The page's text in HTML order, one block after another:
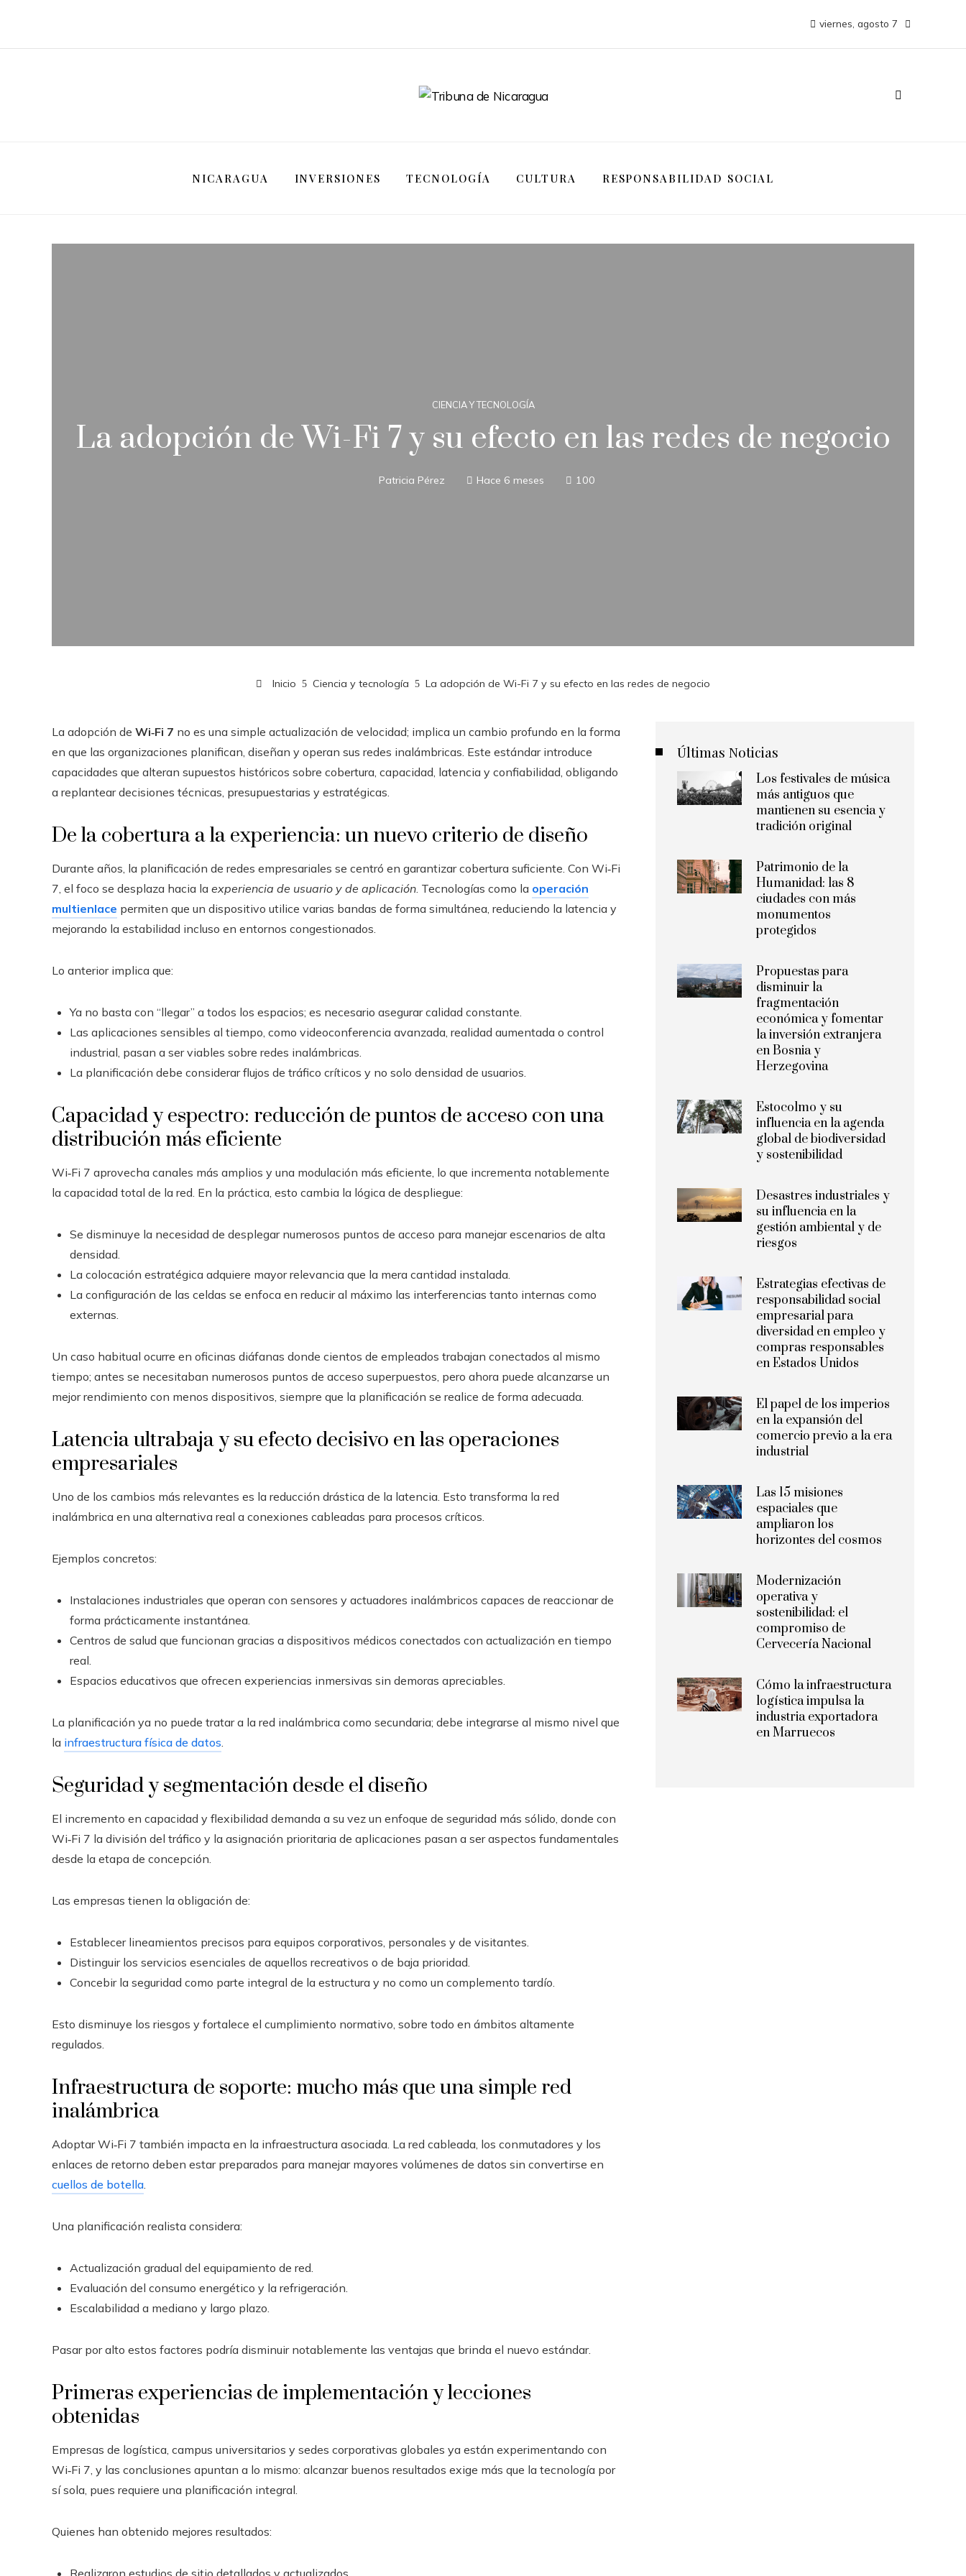
viernes, agosto 7
NICARAGUA INVERSIONES TECNOLOGÍA CULTURA RESPONSABILIDAD SOCIAL
CIENCIA Y TECNOLOGÍA
La adopción de Wi-Fi 7 y su efecto en las redes de negocio
Patricia Pérez Hace 6 meses 100
Inicio Ciencia y tecnología La adopción de Wi-Fi 7 y su efecto en las redes de negocio
La adopción de Wi‑Fi 7 no es una simple actualización de velocidad; implica un cambio profundo en la forma
en que las organizaciones planifican, diseñan y operan sus redes inalámbricas. Este estándar introduce
capacidades que alteran supuestos históricos sobre cobertura, capacidad, latencia y confiabilidad, obligando
a replantear decisiones técnicas, presupuestarias y estratégicas.
De la cobertura a la experiencia: un nuevo criterio de diseño
Durante años, la planificación de redes empresariales se centró en garantizar cobertura suficiente. Con Wi‑Fi
7, el foco se desplaza hacia la experiencia de usuario y de aplicación. Tecnologías como la operación
multienlace permiten que un dispositivo utilice varias bandas de forma simultánea, reduciendo la latencia y
mejorando la estabilidad incluso en entornos congestionados.
Lo anterior implica que:
Ya no basta con “llegar” a todos los espacios; es necesario asegurar calidad constante.
Las aplicaciones sensibles al tiempo, como videoconferencia avanzada, realidad aumentada o control
industrial, pasan a ser viables sobre redes inalámbricas.
La planificación debe considerar flujos de tráfico críticos y no solo densidad de usuarios.
Capacidad y espectro: reducción de puntos de acceso con una
distribución más eficiente
Wi‑Fi 7 aprovecha canales más amplios y una modulación más eficiente, lo que incrementa notablemente
la capacidad total de la red. En la práctica, esto cambia la lógica de despliegue:
Se disminuye la necesidad de desplegar numerosos puntos de acceso para manejar escenarios de alta
densidad.
La colocación estratégica adquiere mayor relevancia que la mera cantidad instalada.
La configuración de las celdas se enfoca en reducir al máximo las interferencias tanto internas como
externas.
Un caso habitual ocurre en oficinas diáfanas donde cientos de empleados trabajan conectados al mismo
tiempo; antes se necesitaban numerosos puntos de acceso superpuestos, pero ahora puede alcanzarse un
mejor rendimiento con menos dispositivos, siempre que la planificación se realice de forma adecuada.
Latencia ultrabaja y su efecto decisivo en las operaciones
empresariales
Uno de los cambios más relevantes es la reducción drástica de la latencia. Esto transforma la red
inalámbrica en una alternativa real a conexiones cableadas para procesos críticos.
Ejemplos concretos:
Instalaciones industriales que operan con sensores y actuadores inalámbricos capaces de reaccionar de
forma prácticamente instantánea.
Centros de salud que funcionan gracias a dispositivos médicos conectados con actualización en tiempo
real.
Espacios educativos que ofrecen experiencias inmersivas sin demoras apreciables.
La planificación ya no puede tratar a la red inalámbrica como secundaria; debe integrarse al mismo nivel que
la infraestructura física de datos.
Seguridad y segmentación desde el diseño
El incremento en capacidad y flexibilidad demanda a su vez un enfoque de seguridad más sólido, donde con
Wi‑Fi 7 la división del tráfico y la asignación prioritaria de aplicaciones pasan a ser aspectos fundamentales
desde la etapa de concepción.
Las empresas tienen la obligación de:
Establecer lineamientos precisos para equipos corporativos, personales y de visitantes.
Distinguir los servicios esenciales de aquellos recreativos o de baja prioridad.
Concebir la seguridad como parte integral de la estructura y no como un complemento tardío.
Esto disminuye los riesgos y fortalece el cumplimiento normativo, sobre todo en ámbitos altamente
regulados.
Infraestructura de soporte: mucho más que una simple red
inalámbrica
Adoptar Wi‑Fi 7 también impacta en la infraestructura asociada. La red cableada, los conmutadores y los
enlaces de retorno deben estar preparados para manejar mayores volúmenes de datos sin convertirse en
cuellos de botella.
Una planificación realista considera:
Actualización gradual del equipamiento de red.
Evaluación del consumo energético y la refrigeración.
Escalabilidad a mediano y largo plazo.
Pasar por alto estos factores podría disminuir notablemente las ventajas que brinda el nuevo estándar.
Primeras experiencias de implementación y lecciones
obtenidas
Empresas de logística, campus universitarios y sedes corporativas globales ya están experimentando con
Wi‑Fi 7, y las conclusiones apuntan a lo mismo: alcanzar buenos resultados exige más que la tecnología por
sí sola, pues requiere una planificación integral.
Quienes han obtenido mejores resultados:
Realizaron estudios de sitio detallados y actualizados.
Últimas Noticias
Los festivales de música
más antiguos que
mantienen su esencia y
tradición original
Patrimonio de la
Humanidad: las 8
ciudades con más
monumentos
protegidos
Propuestas para
disminuir la
fragmentación
económica y fomentar
la inversión extranjera
en Bosnia y
Herzegovina
Estocolmo y su
influencia en la agenda
global de biodiversidad
y sostenibilidad
Desastres industriales y
su influencia en la
gestión ambiental y de
riesgos
Estrategias efectivas de
responsabilidad social
empresarial para
diversidad en empleo y
compras responsables
en Estados Unidos
El papel de los imperios
en la expansión del
comercio previo a la era
industrial
Las 15 misiones
espaciales que
ampliaron los
horizontes del cosmos
Modernización
operativa y
sostenibilidad: el
compromiso de
Cervecería Nacional
Cómo la infraestructura
logística impulsa la
industria exportadora
en Marruecos